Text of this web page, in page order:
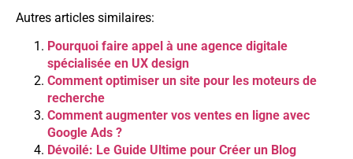
Autres articles similaires:
Pourquoi faire appel à une agence digitale
spécialisée en UX design
Comment optimiser un site pour les moteurs de
recherche
Comment augmenter vos ventes en ligne avec
Google Ads ?
Dévoilé: Le Guide Ultime pour Créer un Blog